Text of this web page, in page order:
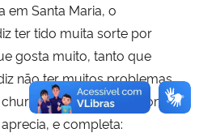
em Santa Maria, o
ter tido muita sorte por
gosta muito, tanto que
não ter muitos problemas
e entrevero como
e completa: